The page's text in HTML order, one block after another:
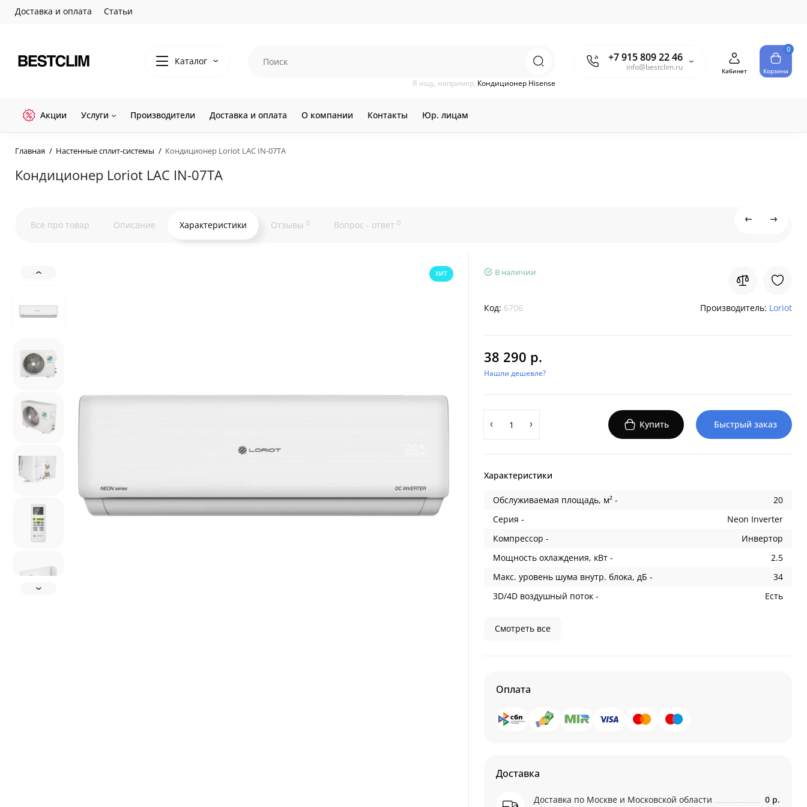
Доставка и оплата Статьи
Каталог +7 915 809 22 46
info@bestclim.ru
Я ищу, например, Кондиционер Hisense
Кабинет
0
Корзина
Акции Услуги Производители Доставка и оплата О компании Контакты Юр. лицам
Главная Настенные сплит-системы Кондиционер Loriot LAC IN-07TA
Кондиционер Loriot LAC IN-07TA
Все про товар Описание Характеристики Отзывы 0 Вопрос - ответ 0
ХИТ В наличии
Код: 6706 Производитель: Loriot
38 290 р.
Нашли дешевле?
Купить Быстрый заказ
Характеристики
Обслуживаемая площадь, м² -
20
Серия -
Neon Inverter
Компрессор -
Инвертор
Мощность охлаждения, кВт -
2.5
Макс. уровень шума внутр. блока, дБ -
34
3D/4D воздушный поток -
Есть
Смотреть все
Оплата
Доставка
Доставка по Москве и Московской области 0 р.